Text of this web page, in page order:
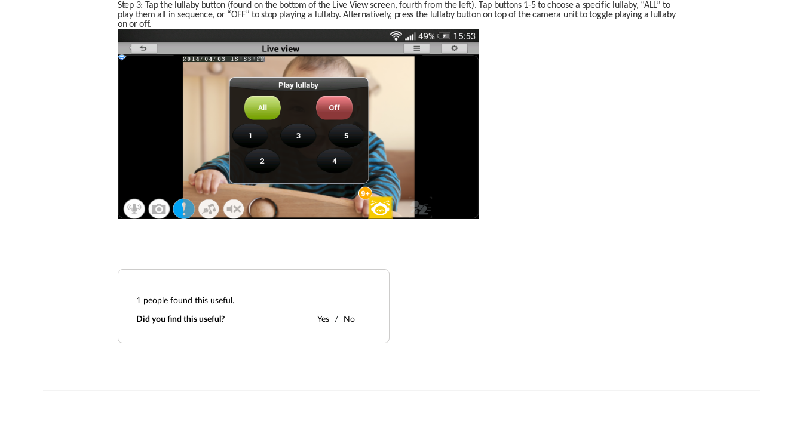
Step 3: Tap the lullaby button (found on the bottom of the Live View screen, fourth from the left). Tap buttons 1-5 to choose a specific lullaby, “ALL” to
play them all in sequence, or “OFF” to stop playing a lullaby. Alternatively, press the lullaby button on top of the camera unit to toggle playing a lullaby
on or off.
1 people found this useful.
Did you find this useful? Yes No